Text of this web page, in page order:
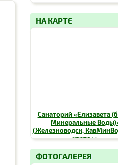
НА КАРТЕ
Санаторий «Елизавета
Минеральные
(Железноводск,
карте >>
ФОТОГАЛЕРЕЯ